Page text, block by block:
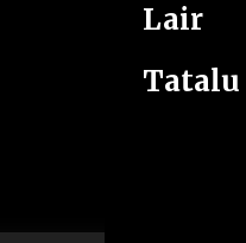
Lair
Tatalu